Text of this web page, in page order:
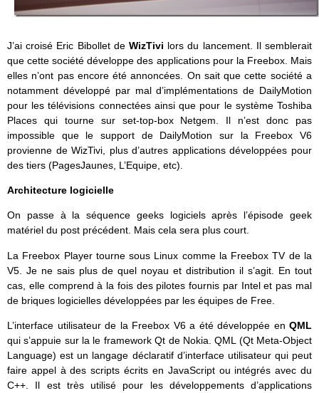
J’ai croisé Eric Bibollet de WizTivi lors du lancement. Il semblerait
que cette société développe des applications pour la Freebox. Mais
elles n’ont pas encore été annoncées. On sait que cette société a
notamment développé par mal d’implémentations de DailyMotion
pour les télévisions connectées ainsi que pour le système Toshiba
Places qui tourne sur set-top-box Netgem. Il n’est donc pas
impossible que le support de DailyMotion sur la Freebox V6
provienne de WizTivi, plus d’autres applications développées pour
des tiers (PagesJaunes, L’Equipe, etc).
Architecture logicielle
On passe à la séquence geeks logiciels après l’épisode geek
matériel du post précédent. Mais cela sera plus court.
La Freebox Player tourne sous Linux comme la Freebox TV de la
V5. Je ne sais plus de quel noyau et distribution il s’agit. En tout
cas, elle comprend à la fois des pilotes fournis par Intel et pas mal
de briques logicielles développées par les équipes de Free.
L’interface utilisateur de la Freebox V6 a été développée en QML
qui s’appuie sur la le framework Qt de Nokia. QML (Qt Meta-Object
Language) est un langage déclaratif d’interface utilisateur qui peut
faire appel à des scripts écrits en JavaScript ou intégrés avec du
C++. Il est très utilisé pour les développements d’applications